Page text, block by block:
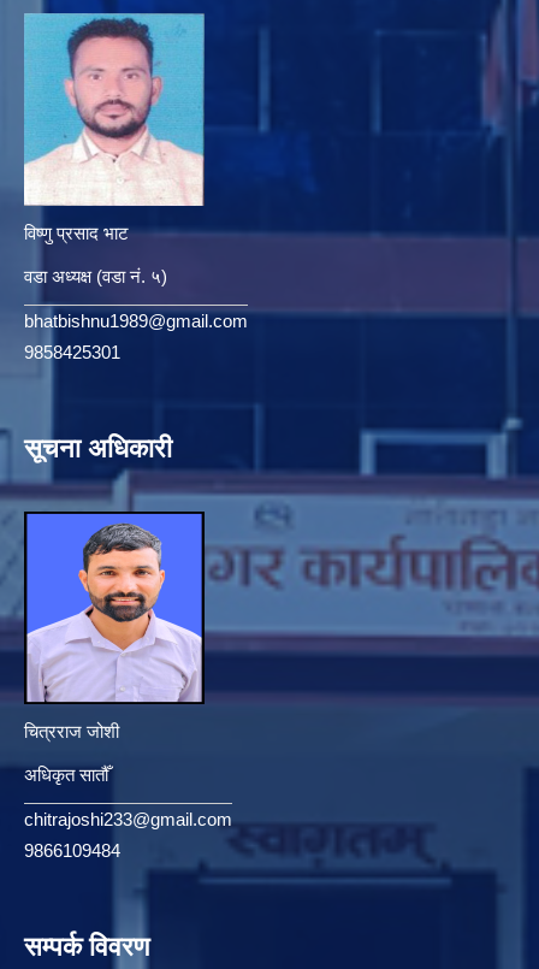
विष्णु प्रसाद भाट
वडा अध्यक्ष (वडा नं. ५)
bhatbishnu1989@gmail.com
9858425301
सूचना अधिकारी
चित्रराज जोशी
अधिकृत सातौँ
chitrajoshi233@gmail.com
9866109484
सम्पर्क विवरण